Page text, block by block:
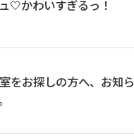
🤍かわいすぎるっ！
をお探しの方へ、お知ら